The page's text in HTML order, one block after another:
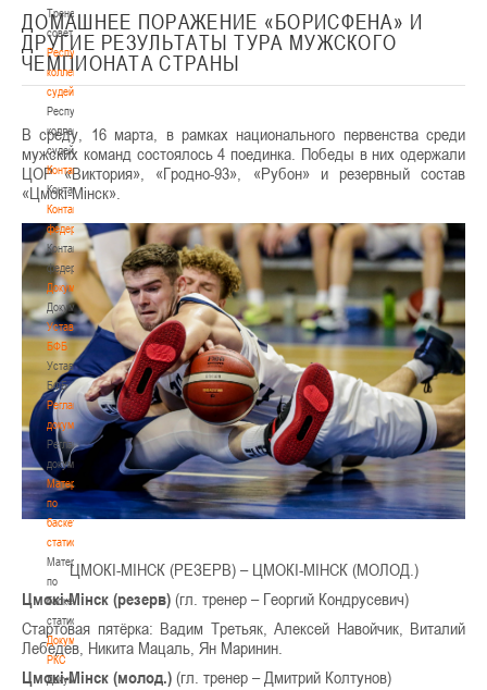
Тренерский
совет
Республиканская
коллегия
судей
Республиканская
коллегия
судей
Контакты
Контакты
Контакты
федерации
Контакты
федерации
Документы
Документы
Устав
БФБ
Устав
БФБ
Регламентирующие
документы
Регламентирующие
документы
Материалы
по
баскетбольной
статистике
Материалы
по
баскетбольной
статистике
Документы
РКС
Документы
ДОМАШНЕЕ ПОРАЖЕНИЕ «БОРИСФЕНА» И
ДРУГИЕ РЕЗУЛЬТАТЫ ТУРА МУЖСКОГО
ЧЕМПИОНАТА СТРАНЫ
В среду, 16 марта, в рамках национального первенства среди
мужских команд состоялось 4 поединка. Победы в них одержали
ЦОР «Виктория», «Гродно-93», «Рубон» и резервный состав
«Цмокі-Мінск».
ЦМОКІ-МІНСК (РЕЗЕРВ) – ЦМОКІ-МІНСК (МОЛОД.)
Цмокі-Мінск (резерв) (гл. тренер – Георгий Кондрусевич)
Стартовая пятёрка: Вадим Третьяк, Алексей Навойчик, Виталий
Лебедев, Никита Мацаль, Ян Маринин.
Цмокі-Мінск (молод.) (гл. тренер – Дмитрий Колтунов)